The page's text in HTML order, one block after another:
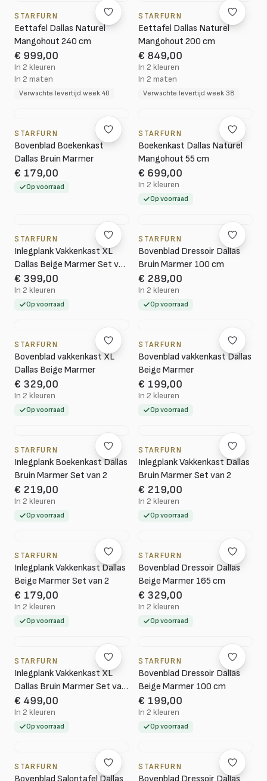
STARFURN
Eettafel Dallas Naturel
Mangohout 240 cm
€ 999,00
In 2 kleuren
In 2 maten
Verwachte levertijd week 40
STARFURN
Eettafel Dallas Naturel
Mangohout 200 cm
€ 849,00
In 2 kleuren
In 2 maten
Verwachte levertijd week 38
STARFURN
Bovenblad Boekenkast
Dallas Bruin Marmer
€ 179,00
Op voorraad
STARFURN
Boekenkast Dallas Naturel
Mangohout 55 cm
€ 699,00
In 2 kleuren
Op voorraad
STARFURN
Inlegplank Vakkenkast XL
Dallas Beige Marmer Set van
4
€ 399,00
In 2 kleuren
Op voorraad
STARFURN
Bovenblad Dressoir Dallas
Bruin Marmer 100 cm
€ 289,00
In 2 kleuren
Op voorraad
STARFURN
Bovenblad vakkenkast XL
Dallas Beige Marmer
€ 329,00
In 2 kleuren
Op voorraad
STARFURN
Bovenblad vakkenkast Dallas
Beige Marmer
€ 199,00
In 2 kleuren
Op voorraad
STARFURN
Inlegplank Boekenkast Dallas
Bruin Marmer Set van 2
€ 219,00
In 2 kleuren
Op voorraad
STARFURN
Inlegplank Vakkenkast Dallas
Bruin Marmer Set van 2
€ 219,00
In 2 kleuren
Op voorraad
STARFURN
Inlegplank Vakkenkast Dallas
Beige Marmer Set van 2
€ 179,00
In 2 kleuren
Op voorraad
STARFURN
Bovenblad Dressoir Dallas
Beige Marmer 165 cm
€ 329,00
In 2 kleuren
Op voorraad
STARFURN
Inlegplank Vakkenkast XL
Dallas Bruin Marmer Set van
4
€ 499,00
In 2 kleuren
Op voorraad
STARFURN
Bovenblad Dressoir Dallas
Beige Marmer 100 cm
€ 199,00
In 2 kleuren
Op voorraad
STARFURN STARFURN